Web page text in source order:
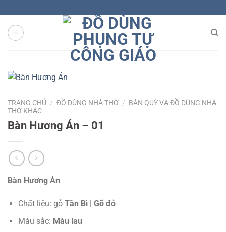
to
content
TRANG CHỦ / ĐỒ DÙNG NHÀ THỜ / BÀN QUỲ VÀ ĐỒ DÙNG NHÀ
THỜ KHÁC
Bàn Hương Án – 01
Bàn Hương Án
Chất liệu: gỗ Tần Bì | Gõ đỏ
Màu sắc: Màu lau